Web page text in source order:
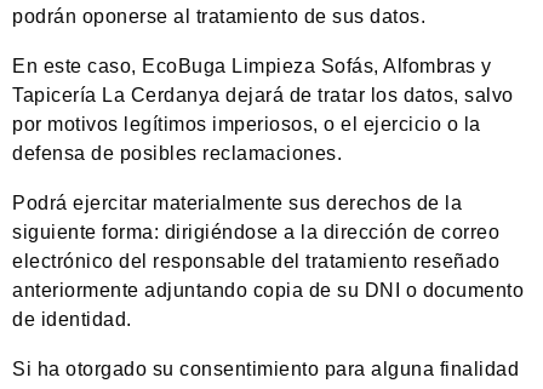
podrán oponerse al tratamiento de sus datos.
En este caso, EcoBuga Limpieza Sofás, Alfombras y
Tapicería La Cerdanya dejará de tratar los datos, salvo
por motivos legítimos imperiosos, o el ejercicio o la
defensa de posibles reclamaciones.
Podrá ejercitar materialmente sus derechos de la
siguiente forma: dirigiéndose a la dirección de correo
electrónico del responsable del tratamiento reseñado
anteriormente adjuntando copia de su DNI o documento
de identidad.
Si ha otorgado su consentimiento para alguna finalidad